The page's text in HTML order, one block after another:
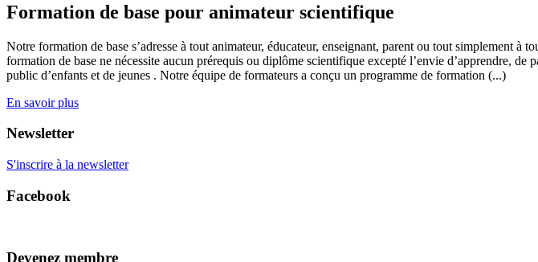
Formation de base pour animateur scientifique
Notre formation de base s’adresse à tout animateur, éducateur, enseignant, parent ou tout simplement à
formation de base ne nécessite aucun prérequis ou diplôme scientifique excepté l’envie d’apprendre,
public d’enfants et de jeunes . Notre équipe de formateurs a conçu un programme de formation (...)
En savoir plus
Newsletter
S'inscrire à la newsletter
Facebook
Devenez membre